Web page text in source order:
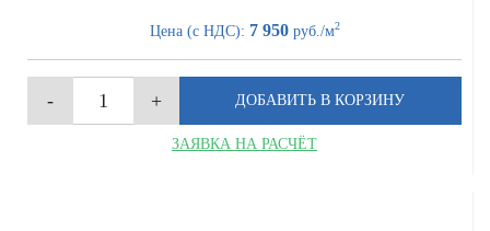
Цена (с НДС): 7 950руб./м2
ЗАЯВКА НА РАСЧЁТ